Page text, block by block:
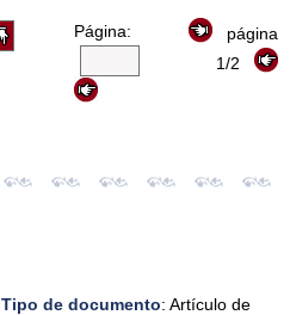
Página:
página
1/2
Tipo de documento: Artículo de